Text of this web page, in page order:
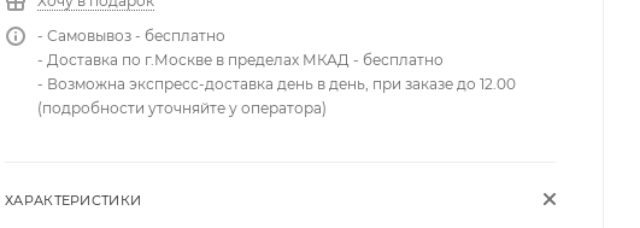
- Самовывоз - бесплатно
- Доставка по г.Москве в пределах МКАД - бесплатно
- Возможна экспресс-доставка день в день, при заказе до 12.00
(подробности уточняйте у оператора)
ХАРАКТЕРИСТИКИ